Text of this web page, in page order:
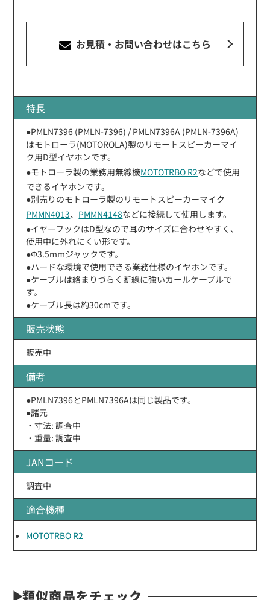
お見積・お問い合わせはこちら
特長
●PMLN7396 (PMLN-7396) / PMLN7396A (PMLN-7396A)
はモトローラ(MOTOROLA)製のリモートスピーカーマイ
ク用D型イヤホンです。
●モトローラ製の業務用無線機MOTOTRBO R2などで使用
できるイヤホンです。
●別売りのモトローラ製のリモートスピーカーマイク
PMMN4013、 PMMN4148などに接続して使用します。
●イヤーフックはD型なので耳のサイズに合わせやすく、
使用中に外れにくい形です。
●Φ3.5mmジャックです。
●ハードな環境で使用できる業務仕様のイヤホンです。
●ケーブルは絡まりづらく断線に強いカールケーブルで
す。
●ケーブル長は約30cmです。
販売状態
販売中
備考
●PMLN7396とPMLN7396Aは同じ製品です。
●諸元
・寸法: 調査中
・重量: 調査中
JANコード
調査中
適合機種
MOTOTRBO R2
類似商品をチェック